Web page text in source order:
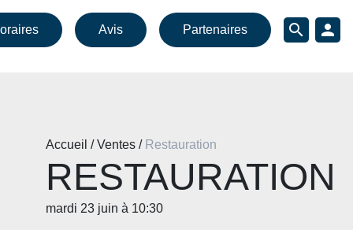
Avis Partenaires search person
Accueil / Ventes / Restauration
RESTAURATION
mardi 23 juin à 10:30